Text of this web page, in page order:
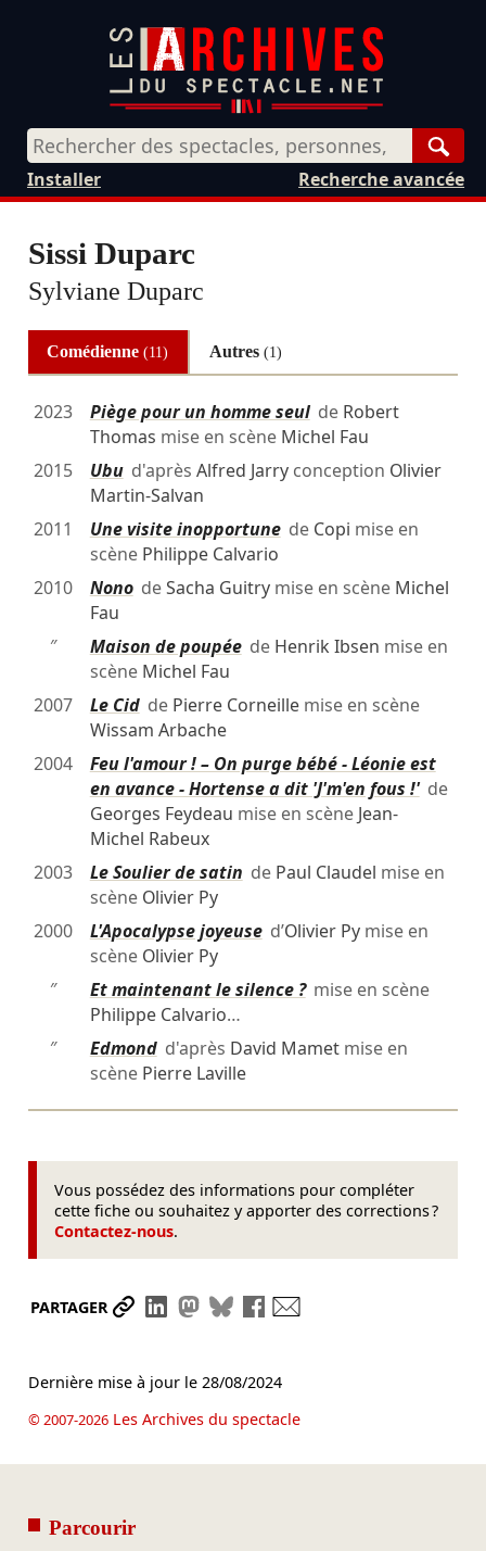
Recherche avancée
Installer
Sissi Duparc
Sylviane Duparc
Comédienne(11) Autres (1)
2023 Piège pour un homme seulde Robert
Thomas mise en scène Michel Fau
2015
Ubud'après Alfred Jarryconception Olivier
Martin-Salvan
2011
Une visite inopportunede Copi mise en
scène Philippe Calvario
2010
NonodeSacha Guitrymise en scène Michel
Fau
″
Maison de poupéede Henrik Ibsen mise en
scène Michel Fau
2007
Le Cidde Pierre Corneillemise en scène
Wissam Arbache
2004
Feu l'amour ! – On purge bébé - Léonie est
en avance - Hortense a dit 'J'm'en fous !'de
Georges Feydeau mise en scène Jean-
Michel Rabeux
2003
Le Soulier de satin de Paul Claudel mise en
scène Olivier Py
2000
L'Apocalypse joyeused’Olivier Pymise en
scène Olivier Py
″
Et maintenant le silence ?mise en scène
Philippe Calvario…
″
Edmondd'après David Mametmise en
scène Pierre Laville
Vous possédez des informations pour compléter
cette fiche ou souhaitez y apporter des corrections ?
Contactez-nous.
PARTAGER Partager le lien
Partager sur LinkedIn
Partager sur Mastodon
Partager sur Bluesky
Partager sur Facebook
Dernière mise à jour le 28/08/2024
© 2007-2026Les Archives du spectacle
Parcourir